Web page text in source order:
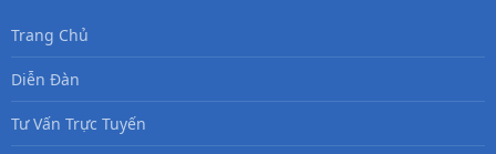
Trang Chủ
Diễn Đàn
Tư Vấn Trực Tuyến